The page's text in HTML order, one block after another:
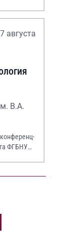
августа
В.А.
ФГБНУ